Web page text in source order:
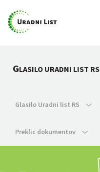
GLASILO URADNI LIST RS
Glasilo Uradni list RS
Preklic dokumentov